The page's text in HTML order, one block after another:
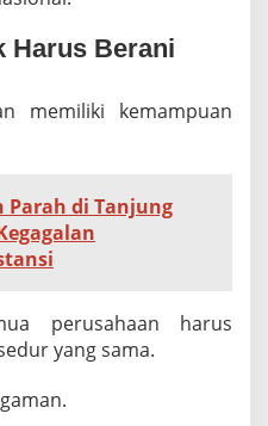
Harus Berani
memiliki kemampuan
Parah di Tanjung
perusahaan harus
yang sama.